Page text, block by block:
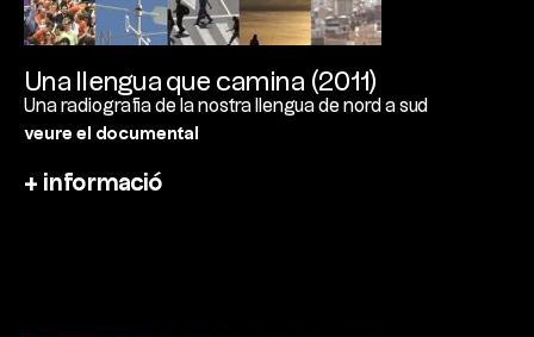
Una llengua que camina (2011)
Una radiografia de la nostra llengua de nord a sud
veure el documental
+ informació